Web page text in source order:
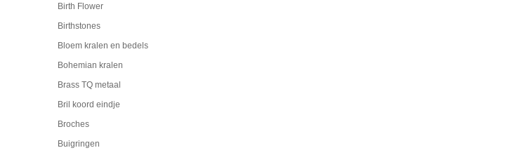
Birth Flower
Birthstones
Bloem kralen en bedels
Bohemian kralen
Brass TQ metaal
Bril koord eindje
Broches
Buigringen